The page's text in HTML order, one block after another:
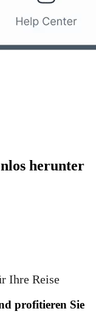
herunter
Ihre Reise
profitieren Sie